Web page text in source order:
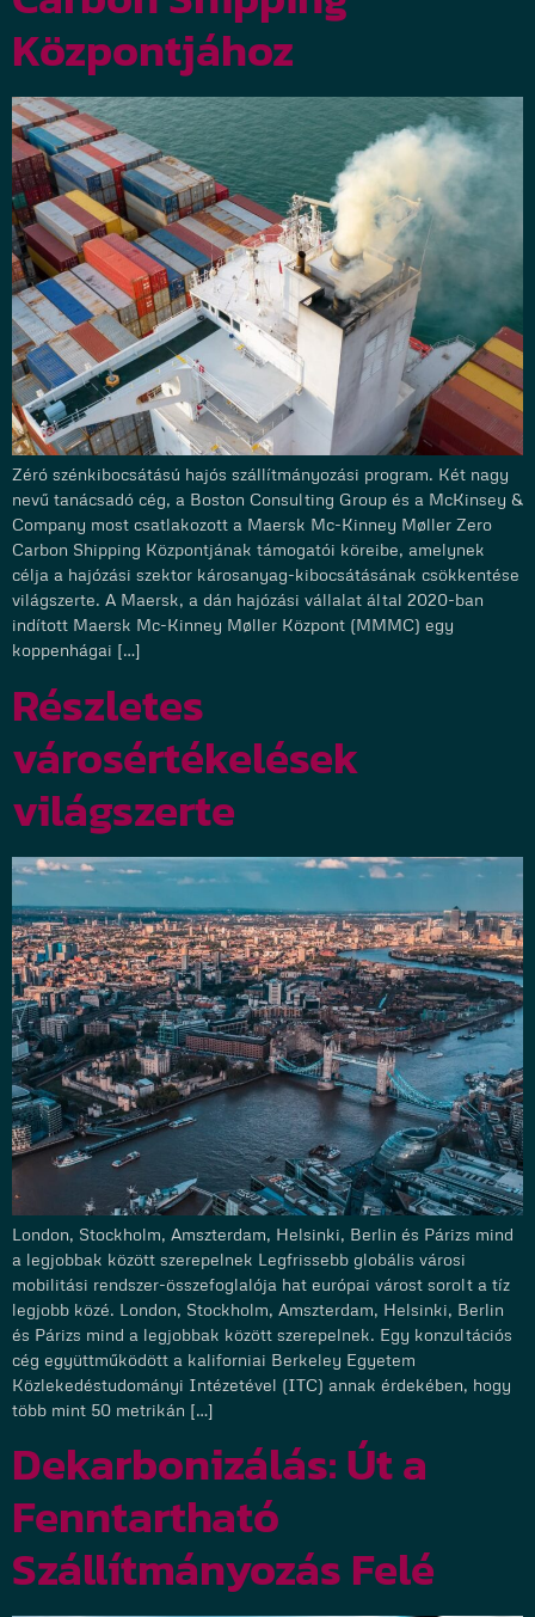
Központjához
Zéró szénkibocsátású hajós szállítmányozási program. Két nagy
nevű tanácsadó cég, a Boston Consulting Group és a McKinsey &
Company most csatlakozott a Maersk Mc-Kinney Møller Zero
Carbon Shipping Központjának támogatói köreibe, amelynek
célja a hajózási szektor károsanyag-kibocsátásának csökkentése
világszerte. A Maersk, a dán hajózási vállalat által 2020-ban
indított Maersk Mc-Kinney Møller Központ (MMMC) egy
koppenhágai […]
Részletes
városértékelések
világszerte
London, Stockholm, Amszterdam, Helsinki, Berlin és Párizs mind
a legjobbak között szerepelnek Legfrissebb globális városi
mobilitási rendszer-összefoglalója hat európai várost sorolt a tíz
legjobb közé. London, Stockholm, Amszterdam, Helsinki, Berlin
és Párizs mind a legjobbak között szerepelnek. Egy konzultációs
cég együttműködött a kaliforniai Berkeley Egyetem
Közlekedéstudományi Intézetével (ITC) annak érdekében, hogy
több mint 50 metrikán […]
Dekarbonizálás: Út a
Fenntartható
Szállítmányozás Felé